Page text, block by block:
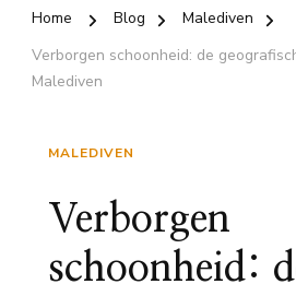
Home Blog
Malediven
Verborgen schoonheid: de
Malediven
MALEDIVEN
Verborgen
schoonheid: